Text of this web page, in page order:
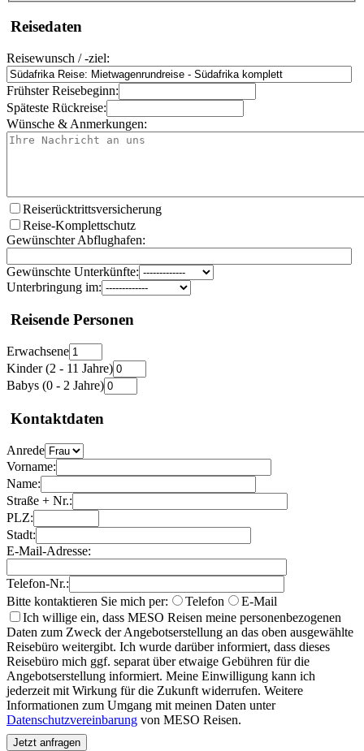
Reisedaten
Reisewunsch / -ziel:
Frühster Reisebeginn:
Späteste Rückreise:
Wünsche & Anmerkungen:
Reiserücktrittsversicherung
Reise-Komplettschutz
Gewünschter Abflughafen:
Gewünschte Unterkünfte:
Unterbringung im:
Reisende Personen
Erwachsene
Kinder (2 - 11 Jahre)
Babys (0 - 2 Jahre)
Kontaktdaten
Anrede
Vorname:
Name:
Straße + Nr.:
PLZ:
Stadt:
E-Mail-Adresse:
Telefon-Nr.:
Bitte kontaktieren Sie mich per:
Telefon
E-Mail
Ich willige ein, dass MESO Reisen meine personenbezogenen
Daten zum Zweck der Angebotserstellung an das oben ausgewählte
Reisebüro weitergibt. Ich wurde darüber informiert, dass dieses
Reisebüro mich ggf. separat über etwaige Gebühren für die
Angebotserstellung informiert. Meine Einwilligung kann ich
jederzeit mit Wirkung für die Zukunft widerrufen. Weitere
Informationen zum Umgang mit meinen Daten unter
Datenschutzvereinbarung von MESO Reisen.
Jetzt anfragen